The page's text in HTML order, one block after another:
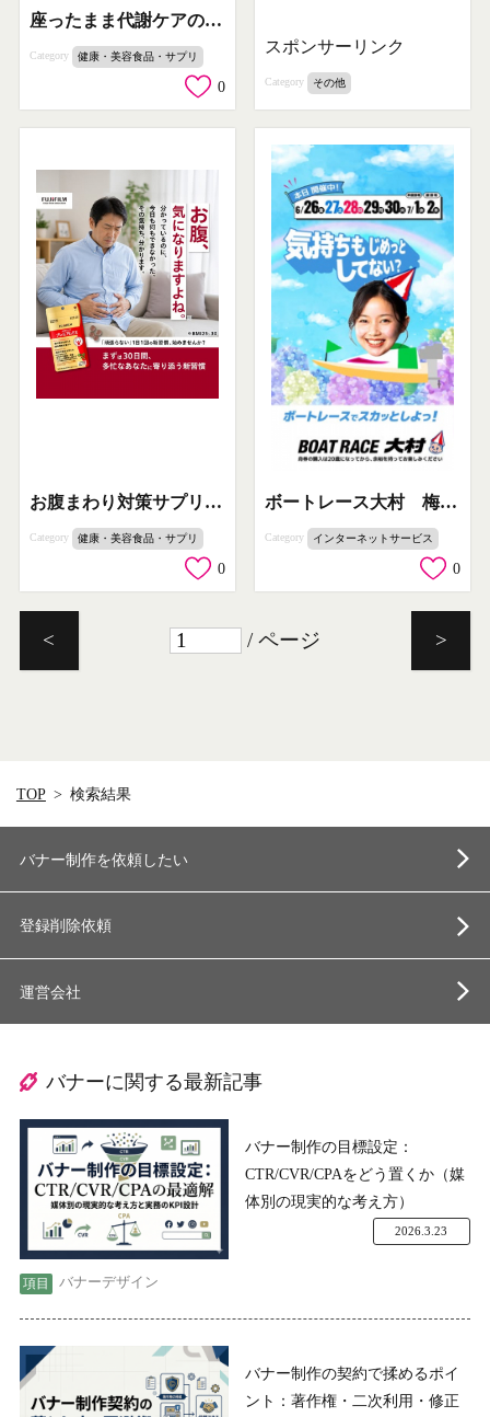
座ったまま代謝ケアのサプリ カプシEX
Category 健康・美容食品・サプリ
0
スポンサーリンク
Category その他
お腹まわり対策サプリ メタバリアEX
Category 健康・美容食品・サプリ
0
ボートレース大村 梅雨スカッと開催
Category インターネットサービス
0
< / ページ >
TOP 検索結果
バナー制作を依頼したい
登録削除依頼
運営会社
バナーに関する最新記事
バナー制作の目標設定：
CTR/CVR/CPAをどう置くか（媒
体別の現実的な考え方）
バナーデザイン
2026.3.23
バナー制作の契約で揉めるポイ
ント：著作権・二次利用・修正